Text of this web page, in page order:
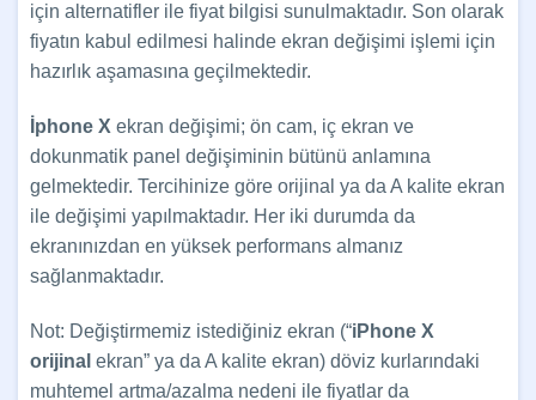
için alternatifler ile fiyat bilgisi sunulmaktadır. Son olarak
fiyatın kabul edilmesi halinde ekran değişimi işlemi için
hazırlık aşamasına geçilmektedir.
İphone X ekran değişimi; ön cam, iç ekran ve
dokunmatik panel değişiminin bütünü anlamına
gelmektedir. Tercihinize göre orijinal ya da A kalite ekran
ile değişimi yapılmaktadır. Her iki durumda da
ekranınızdan en yüksek performans almanız
sağlanmaktadır.
Not: Değiştirmemiz istediğiniz ekran (“iPhone X
orijinal ekran” ya da A kalite ekran) döviz kurlarındaki
muhtemel artma/azalma nedeni ile fiyatlar da